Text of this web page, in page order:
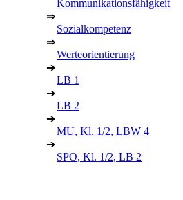
Kommunikationsfähigkeit
⇒
Sozialkompetenz
⇒
Werteorientierung
➔
LB 1
➔
LB 2
➔
MU, Kl. 1/2, LBW 4
➔
SPO, Kl. 1/2, LB 2